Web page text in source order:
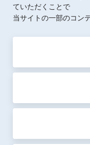
著
歯
口
定
出
ていただくことで
当サイトの一部のコン